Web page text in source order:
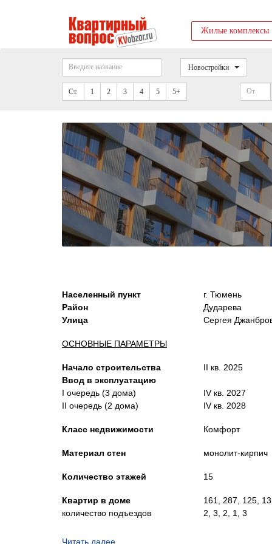
Жилые комплексы
Новостройки
Ст. 1 2 3 4 5 5+
Населенный пункт
Район
Улица
ОСНОВНЫЕ ПАРАМЕТРЫ
Начало строительства
Ввод в эксплуатацию
I очередь (3 дома)
II очередь (2 дома)
Класс недвижимости
Материал стен
Количество этажей
Квартир в доме
количество подъездов
Лифты
г. Тюмень
Дударева
Сергея
II кв. 2025
IV кв. 2027
IV кв. 2028
Комфорт
монолит-кирпич
15
161, 287, 125,
2, 3, 2, 1, 3
Читать далее…